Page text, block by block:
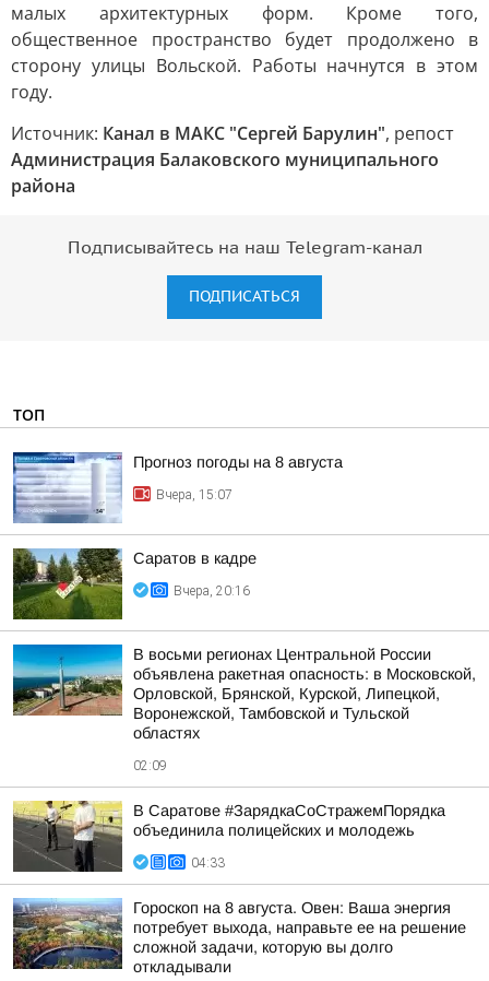
малых архитектурных форм. Кроме того,
общественное пространство будет продолжено в
сторону улицы Вольской. Работы начнутся в этом
году.
Источник: Канал в МАКС "Сергей Барулин", репост
Администрация Балаковского муниципального
района
Подписывайтесь на наш Telegram-канал
ПОДПИСАТЬСЯ
ТОП
Прогноз погоды на 8 августа
Вчера, 15:07
Саратов в кадре
Вчера, 20:16
В восьми регионах Центральной России
объявлена ракетная опасность: в Московской,
Орловской, Брянской, Курской, Липецкой,
Воронежской, Тамбовской и Тульской
областях
02:09
В Саратове #ЗарядкаСоСтражемПорядка
объединила полицейских и молодежь
04:33
Гороскоп на 8 августа. Овен: Ваша энергия
потребует выхода, направьте ее на решение
сложной задачи, которую вы долго
откладывали